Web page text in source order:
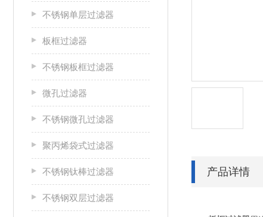
不锈钢单层过滤器
板框过滤器
不锈钢板框过滤器
微孔过滤器
不锈钢微孔过滤器
聚丙烯袋式过滤器
不锈钢钛棒过滤器
不锈钢双层过滤器
产品详情